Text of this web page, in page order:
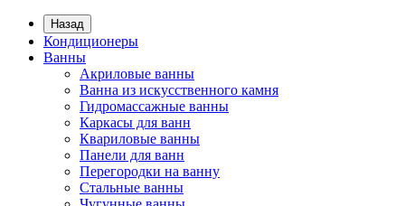
Назад
Кондиционеры
Ванны
Акриловые ванны
Ванна из искусственного камня
Гидромассажные ванны
Каркасы для ванн
Квариловые ванны
Панели для ванн
Перегородки на ванну
Стальные ванны